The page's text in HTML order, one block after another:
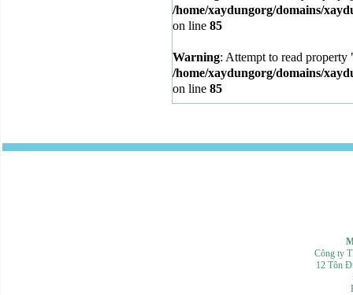
/home/xaydungorg/domains/
on line 85
Warning: Attempt to read
/home/xaydungorg/domains/
on line 85
Mọi
Công ty
12 Tôn